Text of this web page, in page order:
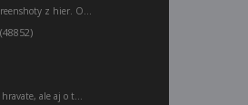
z hier. O...
(48852)
ale aj o t...